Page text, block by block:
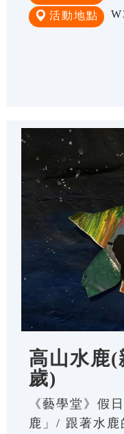
活動地點
高山水鹿(
歲)
《藝學堂》假
鹿」/ 跟著水鹿